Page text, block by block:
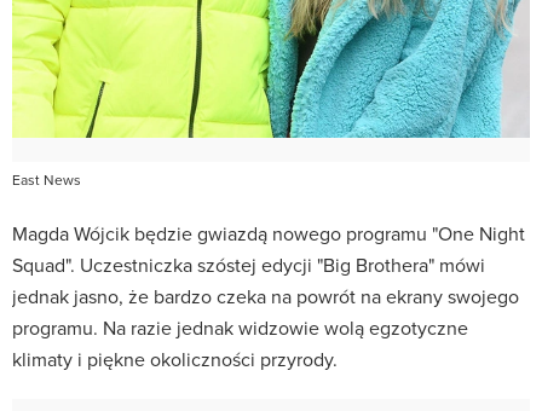
East News
Magda Wójcik będzie gwiazdą nowego programu "One Night
Squad". Uczestniczka szóstej edycji "Big Brothera" mówi
jednak jasno, że bardzo czeka na powrót na ekrany swojego
programu. Na razie jednak widzowie wolą egzotyczne
klimaty i piękne okoliczności przyrody.